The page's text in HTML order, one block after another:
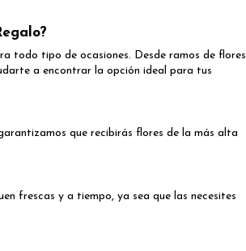
todo tipo de ocasiones. Desde ramos de flores
a encontrar la opción ideal para tus
que recibirás flores de la más alta
frescas y a tiempo, ya sea que las necesites